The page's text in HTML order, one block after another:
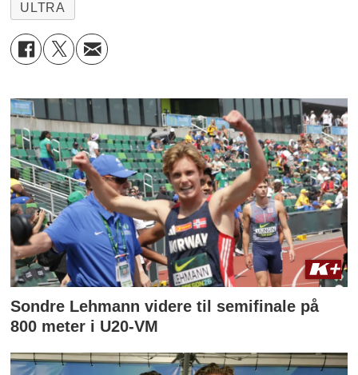
ULTRA
Sondre Lehmann videre til semifinale på
800 meter i U20-VM